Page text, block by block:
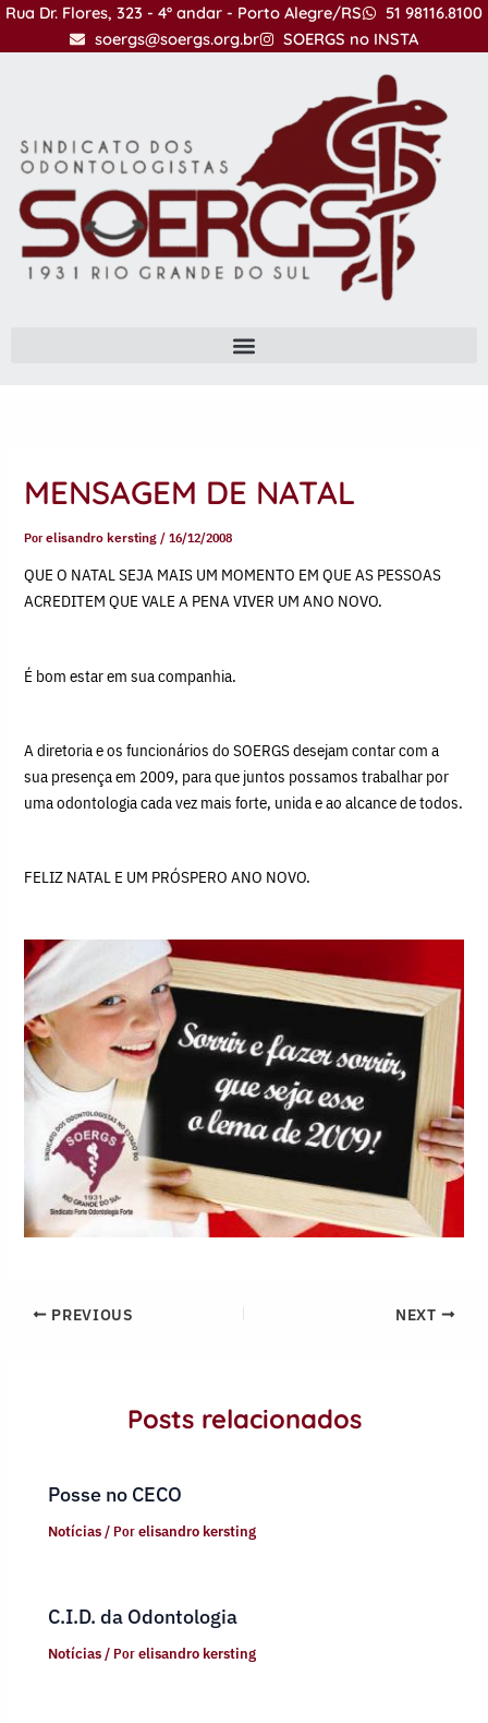
IrRua Dr. Flores, 323 - 4º andar - Porto Alegre/RS
51 98116.8100
soergs@soergs.org.br
SOERGS no INSTA
MENSAGEM DE NATAL
Porelisandro kersting /16/12/2008
QUE O NATAL SEJA MAIS UM MOMENTO EM QUE AS PESSOAS
ACREDITEM QUE VALE A PENA VIVER UM ANO NOVO.
É bom estar em sua companhia.
A diretoria e os funcionários do SOERGS desejam contar com a
sua presença em 2009, para que juntos possamos trabalhar por
uma odontologia cada vez mais forte, unida e ao alcance de todos.
FELIZ NATAL E UM PRÓSPERO ANO NOVO.
PREVIOUS NEXT
Posts relacionados
Posse no CECO
Notícias/ Porelisandro kersting
C.I.D. da Odontologia
Notícias/ Porelisandro kersting